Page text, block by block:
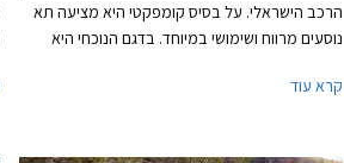
הרכב הישראלי. על בסיס קומפקטי היא מציעה תא
נוסעים מרווח ושימושי במיוחד. בדגם הנוכחי היא
חסכונית, ולמרות זאת בשנה החולפת נמסרו
קרא עוד